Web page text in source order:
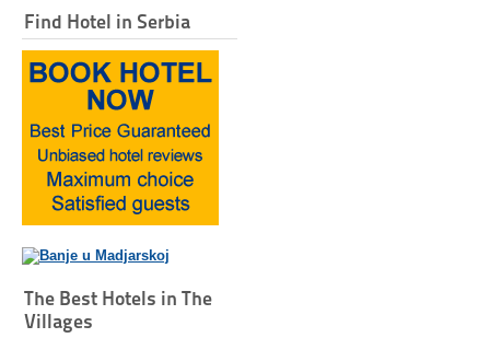
Find Hotel in Serbia
The Best Hotels in The
Villages